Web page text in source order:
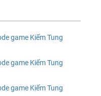
game Kiếm Tung
game Kiếm Tung
game Kiếm Tung